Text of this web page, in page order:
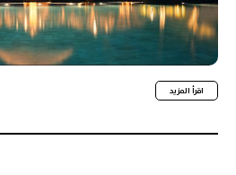
اقرأ المزيد